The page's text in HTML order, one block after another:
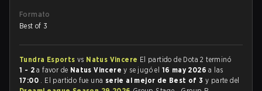
Formato
Best of 3
Tundra Esports vs Natus Vincere El partido de Dota 2 terminó
1 - 2 a favor de Natus Vincerey se jugó el 16 may 2026a las
17:00 . El partido fue una serie al mejor de Best of 3y parte del